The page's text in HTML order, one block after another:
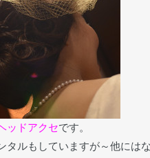
ッドアクセです。
タルもしていますが～他には